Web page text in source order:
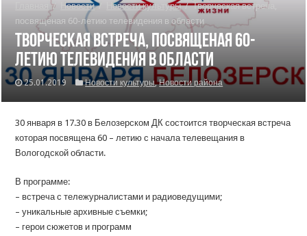
/ Новости / Новости культуры / Творческая встреча,
посвященая 60-летию телевидения в области
Творческая встреча, посвященая 60-
летию телевидения в области
25.01.2019 Новости культуры,Новости района
30 января в 17.30 в Белозерском ДК состоится творческая встреча
которая посвящена 60 – летию с начала телевещания в
Вологодской области.
В программе:
– встреча с тележурналистами и радиоведущими;
– уникальные архивные съемки;
– герои сюжетов и программ